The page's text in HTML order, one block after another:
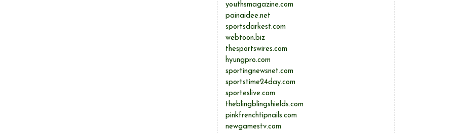
youthsmagazine.com
painaidee.net
sportsdarkest.com
webtoon.biz
thesportswires.com
hyungpro.com
sportingnewsnet.com
sportstime24day.com
sporteslive.com
theblingblingshields.com
pinkfrenchtipnails.com
newgamestv.com